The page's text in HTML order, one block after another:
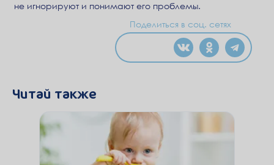
не игнорируют и понимают его проблемы.
Поделиться в соц. сетях
Читай также